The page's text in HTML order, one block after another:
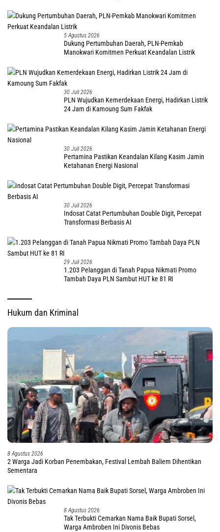
5 Agustus 2026
Dukung Pertumbuhan Daerah, PLN-Pemkab
Manokwari Komitmen Perkuat Keandalan Listrik
30 Juli 2026
PLN Wujudkan Kemerdekaan Energi, Hadirkan Listrik
24 Jam di Kamoung Sum Fakfak
30 Juli 2026
Pertamina Pastikan Keandalan Kilang Kasim Jamin
Ketahanan Energi Nasional
30 Juli 2026
Indosat Catat Pertumbuhan Double Digit, Percepat
Transformasi Berbasis AI
29 Juli 2026
1.203 Pelanggan di Tanah Papua Nikmati Promo
Tambah Daya PLN Sambut HUT ke 81 RI
Hukum dan Kriminal
8 Agustus 2026
2 Warga Jadi Korban Penembakan, Festival Lembah Baliem Dihentikan
Sementara
8 Agustus 2026
Tak Terbukti Cemarkan Nama Baik Bupati Sorsel,
Warga Ambroben Ini Divonis Bebas